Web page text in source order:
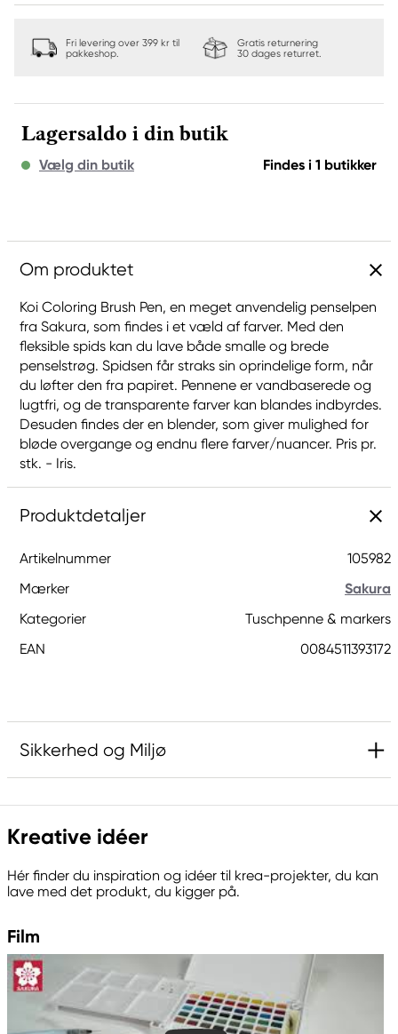
Fri levering over 399 kr til
pakkeshop.
Gratis returnering
30 dages returret.
Lagersaldo i din butik
Vælg din butik Findes i 1 butikker
Om produktet
Koi Coloring Brush Pen, en meget anvendelig penselpen
fra Sakura, som findes i et væld af farver. Med den
fleksible spids kan du lave både smalle og brede
penselstrøg. Spidsen får straks sin oprindelige form, når
du løfter den fra papiret. Pennene er vandbaserede og
lugtfri, og de transparente farver kan blandes indbyrdes.
Desuden findes der en blender, som giver mulighed for
bløde overgange og endnu flere farver/nuancer. Pris pr.
stk. - Iris.
Produktdetaljer
Artikelnummer
105982
Mærker
Sakura
Kategorier
Tuschpenne & markers
EAN
0084511393172
Sikkerhed og Miljø
Ansvarlig EU
Sakura
Sophialaan 46
7311 PD Apeldoorn, Netherlands
+31 (0)55 527 4700
Kreative idéer
Hér finder du inspiration og idéer til krea-projekter, du kan
lave med det produkt, du kigger på.
Film